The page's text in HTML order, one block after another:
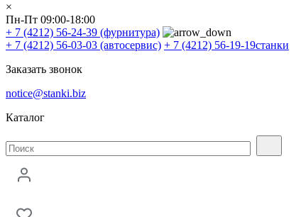
×
Пн-Пт 09:00-18:00
+ 7 (4212) 56-24-39 (фурнитура)
+ 7 (4212) 56-03-03 (автосервис) + 7 (4212) 56-19-19станки
Заказать звонок
notice@stanki.biz
Каталог